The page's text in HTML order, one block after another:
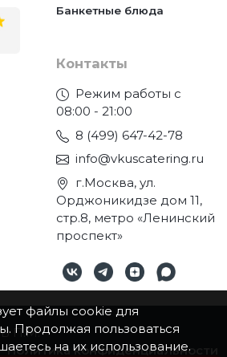
Банкетные блюда
Контакты
Режим работы с
08:00 - 21:00
8 (499) 647-42-78
info@vkuscatering.ru
г.Москва, ул.
Орджоникидзе дом 11,
стр.8, метро «Ленинский
проспект»
П.М.
Политика конфиденциальности
файлы cookie для
Продолжая пользоваться
на их использование.